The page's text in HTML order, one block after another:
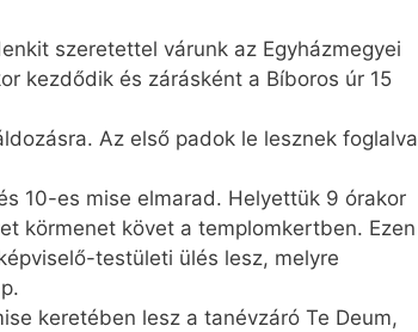
szeretettel várunk az Egyházmegyei
kezdődik és zárásként a Bíboros úr 15
Az első padok le lesznek foglalva
10-es mise elmarad. Helyettük 9 órakor
körmenet követ a templomkertben. Ezen
testületi ülés lesz, melyre
keretében lesz a tanévzáró Te Deum,